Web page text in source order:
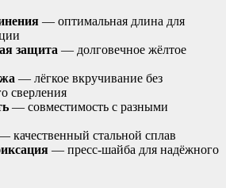
— оптимальная длина для
защита — долговечное жёлтое
— лёгкое вкручивание без
сверления
— совместимость с разными
качественный стальной сплав
— пресс-шайба для надёжного